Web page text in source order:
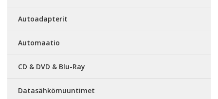
Autoadapterit
Automaatio
CD & DVD & Blu-Ray
Datasähkömuuntimet